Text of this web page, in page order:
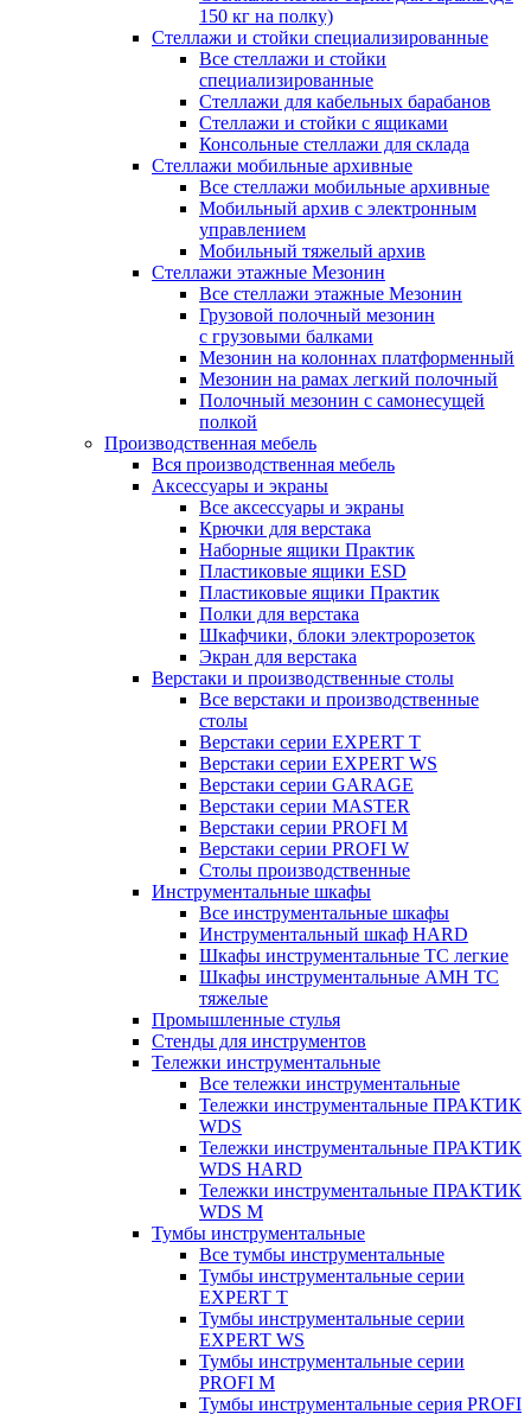
150 кг на полку)
Стеллажи и стойки специализированные
Все стеллажи и стойки
специализированные
Стеллажи для кабельных барабанов
Стеллажи и стойки с ящиками
Консольные стеллажи для склада
Стеллажи мобильные архивные
Все стеллажи мобильные архивные
Мобильный архив с электронным
управлением
Мобильный тяжелый архив
Стеллажи этажные Мезонин
Все стеллажи этажные Мезонин
Грузовой полочный мезонин
с грузовыми балками
Мезонин на колоннах платформенный
Мезонин на рамах легкий полочный
Полочный мезонин с самонесущей
полкой
Производственная мебель
Вся производственная мебель
Аксессуары и экраны
Все аксессуары и экраны
Крючки для верстака
Наборные ящики Практик
Пластиковые ящики ESD
Пластиковые ящики Практик
Полки для верстака
Шкафчики, блоки электророзеток
Экран для верстака
Верстаки и производственные столы
Все верстаки и производственные
столы
Верстаки серии EXPERT T
Верстаки серии EXPERT WS
Верстаки серии GARAGE
Верстаки серии MASTER
Верстаки серии PROFI M
Верстаки серии PROFI W
Столы производственные
Инструментальные шкафы
Все инструментальные шкафы
Инструментальный шкаф HARD
Шкафы инструментальные ТС легкие
Шкафы инструментальные AMH TC
тяжелые
Промышленные стулья
Стенды для инструментов
Тележки инструментальные
Все тележки инструментальные
Тележки инструментальные ПРАКТИК
WDS
Тележки инструментальные ПРАКТИК
WDS HARD
Тележки инструментальные ПРАКТИК
WDS M
Тумбы инструментальные
Все тумбы инструментальные
Тумбы инструментальные серии
EXPERT T
Тумбы инструментальные серии
EXPERT WS
Тумбы инструментальные серии
PROFI M
Тумбы инструментальные серия PROFI